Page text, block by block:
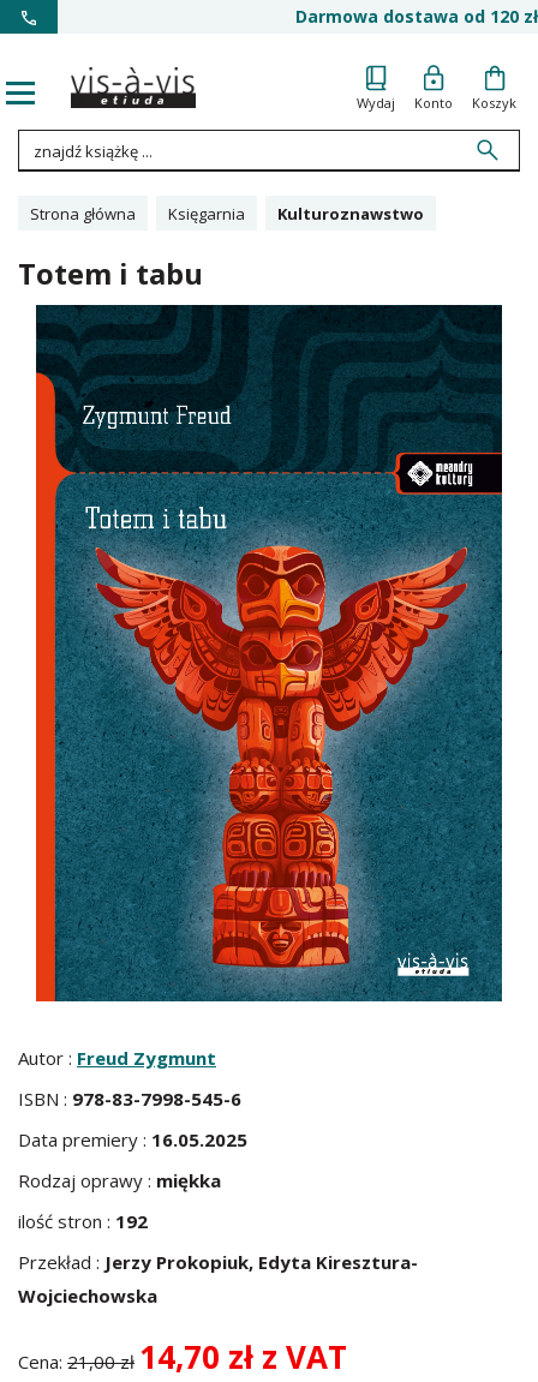
Darmowa dostawa od 120 zł
Wydaj Konto Koszyk
Strona główna Księgarnia Kulturoznawstwo
Totem i tabu
Autor : Freud Zygmunt
ISBN : 978-83-7998-545-6
Data premiery : 16.05.2025
Rodzaj oprawy : miękka
ilość stron : 192
Przekład : Jerzy Prokopiuk, Edyta Kiresztura-
Wojciechowska
Cena: 21,00 zł 14,70 zł z VAT